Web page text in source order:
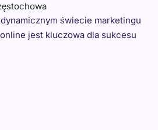
świecie marketingu
jest kluczowa dla sukcesu